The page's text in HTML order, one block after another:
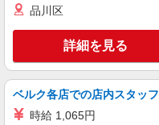
品川区
詳細を見る
ベルク各店での店内スタッフ
時給 1,065円